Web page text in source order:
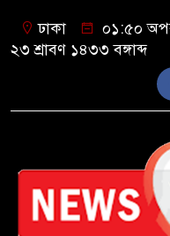
ঢাকা
০১:৫০
২৩ শ্রাবণ ১৪৩৩ বঙ্গাব্দ